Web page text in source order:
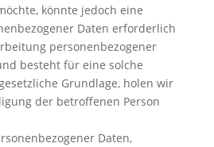
könnte jedoch eine
Daten erforderlich
personenbezogener
besteht für eine solche
Grundlage, holen wir
der betroffenen Person
Daten,